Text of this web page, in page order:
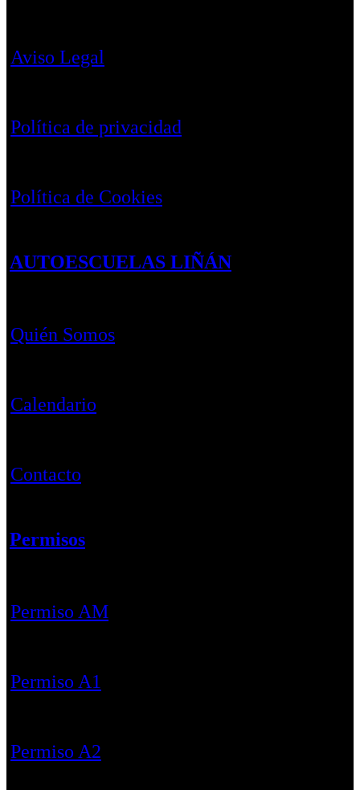
Aviso Legal
Política de privacidad
Política de Cookies
AUTOESCUELAS LIÑÁN
Quién Somos
Calendario
Contacto
Permisos
Permiso AM
Permiso A1
Permiso A2